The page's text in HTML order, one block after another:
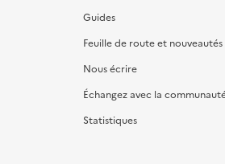
Guides
Feuille de route et nouveautés
Nous écrire
Échangez avec la
Statistiques